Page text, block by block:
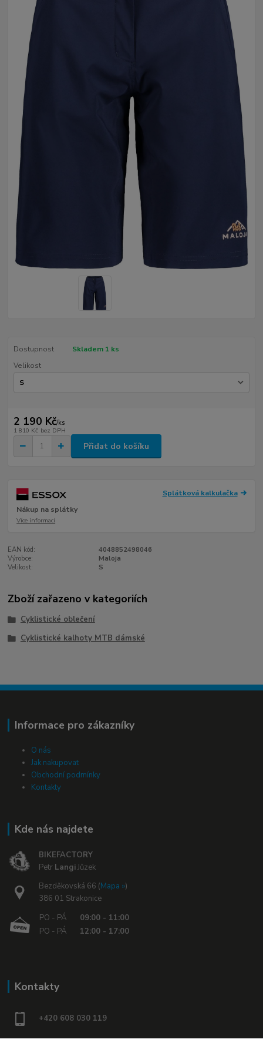
Dostupnost
Skladem 1 ks
Velikost
2 190 Kč/ks
1 810 Kč bez DPH
Přidat do košíku
Splátková kalkulačka
Nákup na splátky
Více informací
EAN kód:
4048852498046
Výrobce:
Maloja
Velikost:
S
Zboží zařazeno v kategoriích
Cyklistické oblečení
Cyklistické kalhoty MTB dámské
Informace pro zákazníky
O nás
Jak nakupovat
Obchodní podmínky
Kontakty
Kde nás najdete
BIKEFACTORY
Petr LangiJůzek
Bezděkovská 66 (Mapa »)
386 01 Strakonice
PO - PÁ
09:00 - 11:00
PO - PÁ
12:00 - 17:00
Kontakty
+420 608 030 119